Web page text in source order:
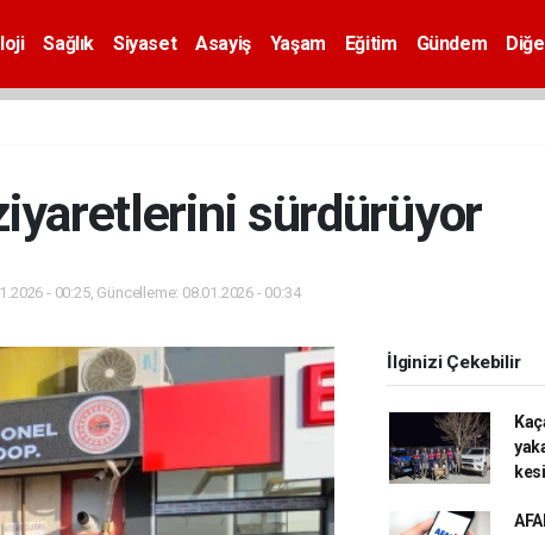
Sağlık Siyaset Asayiş Yaşam Eğitim Gündem
sürdürüyor
- 00:25, Güncelleme: 08.01.2026 - 00:34
İlginizi Çekebilir